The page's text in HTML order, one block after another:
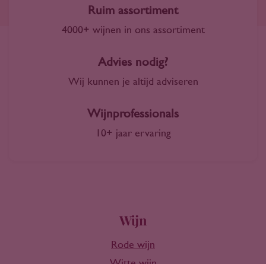
Ruim assortiment
4000+ wijnen in ons assortiment
Advies nodig?
Wij kunnen je altijd adviseren
Wijnprofessionals
10+ jaar ervaring
Wijn
Rode wijn